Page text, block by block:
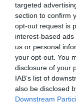
targeted
section to confirm
opt-out request is
interest-based
us or personal
your opt-out. You
disclosure of your
IAB’s list of
also be disclosed
Downstream
Email
Guardar o meu